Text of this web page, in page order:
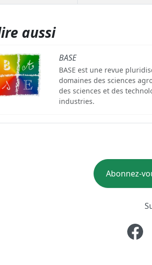
aussi
BASE
BASE est une revue
domaines des sciences
des sciences et des
industries.
Abonnez-